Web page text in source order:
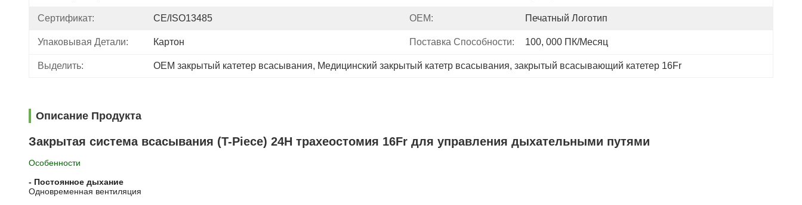
Сертификат: CE/ISO13485 OEM: Печатный Логотип
Упаковывая Детали: Картон Поставка Способности: 100, 000 ПК/месяц
Выделить: OEM закрытый катетер всасывания, Медицинский закрытый катетр всасывания, закрытый всасывающий катетер 16Fr
Описание Продукта
Закрытая система всасывания (T-Piece) 24H трахеостомия 16Fr для управления дыхательными путями
Особенности
- Постоянное дыхание
Одновременная вентиляция